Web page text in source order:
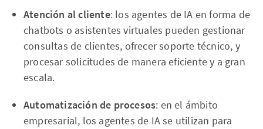
Atención al cliente: los agentes de IA en forma de
chatbots o asistentes virtuales pueden gestionar
consultas de clientes, ofrecer soporte técnico, y
procesar solicitudes de manera eficiente y a gran
escala.
Automatización de procesos: en el ámbito
empresarial, los agentes de IA se utilizan para